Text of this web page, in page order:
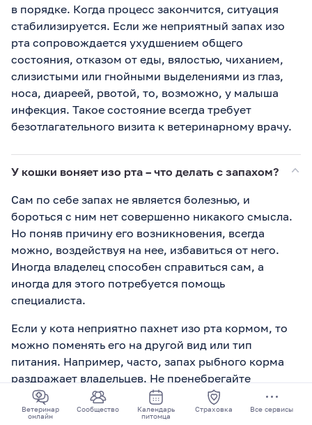
Ветеринар
онлайн
Сообщество
Календарь
питомца
Страховка Все сервисы
в порядке. Когда процесс закончится, ситуация
стабилизируется. Если же неприятный запах изо
рта сопровождается ухудшением общего
состояния, отказом от еды, вялостью, чиханием,
слизистыми или гнойными выделениями из глаз,
носа, диареей, рвотой, то, возможно, у малыша
инфекция. Такое состояние всегда требует
безотлагательного визита к ветеринарному врачу.
У кошки воняет изо рта – что делать с запахом?
Сам по себе запах не является болезнью, и
бороться с ним нет совершенно никакого смысла.
Но поняв причину его возникновения, всегда
можно, воздействуя на нее, избавиться от него.
Иногда владелец способен справиться сам, а
иногда для этого потребуется помощь
специалиста.
Если у кота неприятно пахнет изо рта кормом, то
можно поменять его на другой вид или тип
питания. Например, часто, запах рыбного корма
раздражает владельцев. Не пренебрегайте
гигиеной. Кошкам, как и всем остальным, нужно
регулярно чистить зубы, чтобы избежать